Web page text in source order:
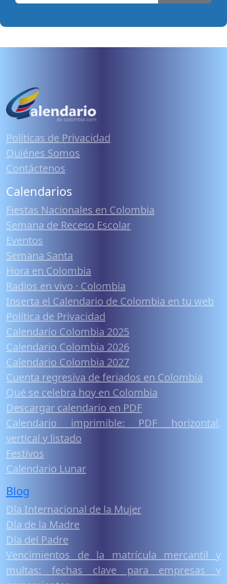
Políticas de Privacidad
Quiénes Somos
Contáctenos
Calendarios
Fiestas Nacionales en Colombia
Semana de Receso Escolar
Eventos
Semana Santa
Hora en Colombia
Radios en vivo · Colombia
Inserta el Calendario de Colombia en tu web
Política de Privacidad
Calendario Colombia 2025
Calendario Colombia 2026
Calendario Colombia 2027
Cuenta regresiva de feriados en Colombia
Qué se celebra hoy en Colombia
Descargar calendario en PDF
Calendario imprimible: PDF horizontal,
vertical y listado
Festivos
Calendario Lunar
Blog
Día Internacional de la Mujer
Día de la Madre
Día del Padre
Vencimientos de la matrícula mercantil y
multas: fechas clave para empresas y